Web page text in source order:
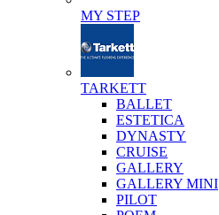
MY STEP
TARKETT
BALLET
ESTETICA
DYNASTY
CRUISE
GALLERY
GALLERY MINI
PILOT